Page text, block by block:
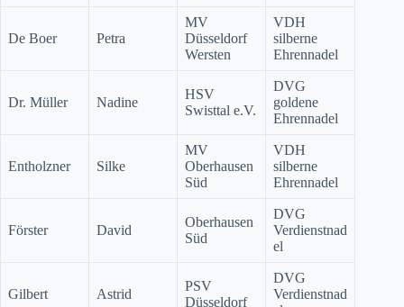
De Boer Petra
MV
Düsseldorf
Wersten
VDH
silberne
Ehrennadel
Dr. Müller Nadine
HSV
Swisttal e.V.
DVG
goldene
Ehrennadel
Entholzner Silke
MV
Oberhausen
Süd
VDH
silberne
Ehrennadel
Förster David
Oberhausen
Süd
DVG
Verdienstnad
el
Gilbert Astrid
PSV
Düsseldorf
DVG
Verdienstnad